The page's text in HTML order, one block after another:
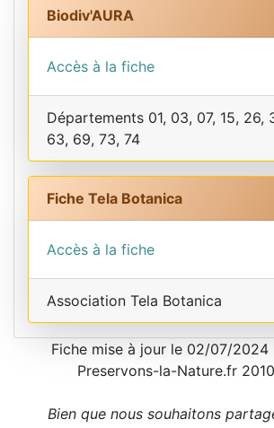
Biodiv'AURA
Accès à la fiche
Départements 01, 03, 07, 15, 26,
63, 69, 73, 74
Fiche Tela Botanica
Accès à la fiche
Association Tela Botanica
Fiche mise à jour le 02/07/
Preservons-la-Nature.fr
Bien que nous souhaitons